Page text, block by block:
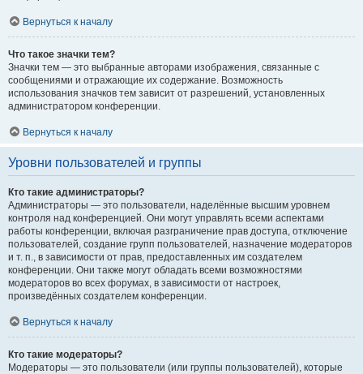
Вернуться к началу
Что такое значки тем?
Значки тем — это выбранные авторами изображения, связанные с
сообщениями и отражающие их содержание. Возможность
использования значков тем зависит от разрешений, установленных
администратором конференции.
Вернуться к началу
Уровни пользователей и группы
Кто такие администраторы?
Администраторы — это пользователи, наделённые высшим уровнем
контроля над конференцией. Они могут управлять всеми аспектами
работы конференции, включая разграничение прав доступа, отключение
пользователей, создание групп пользователей, назначение модераторов
и т. п., в зависимости от прав, предоставленных им создателем
конференции. Они также могут обладать всеми возможностями
модераторов во всех форумах, в зависимости от настроек,
произведённых создателем конференции.
Вернуться к началу
Кто такие модераторы?
Модераторы — это пользователи (или группы пользователей), которые